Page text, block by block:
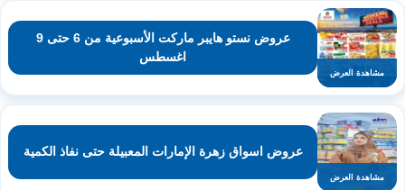
مشاهدة العرض
عروض نستو هايبر ماركت الأسبوعية من 6 حتى 9
اغسطس
مشاهدة العرض
عروض اسواق زهرة الإمارات المعبيلة حتى نفاذ الكمية